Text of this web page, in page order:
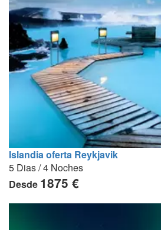
Islandia oferta Reykjavik
5 Dias / 4 Noches
Desde 1875 €